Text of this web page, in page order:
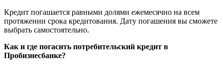
Кредит погашается равными долями ежемесячно на всем
протяжении срока кредитования. Дату погашения вы сможете
выбрать самостоятельно.
Как и где погасить потребительский кредит в
Пробизнесбанке?